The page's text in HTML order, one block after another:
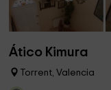
Ático Kimura
Torrent, Valencia